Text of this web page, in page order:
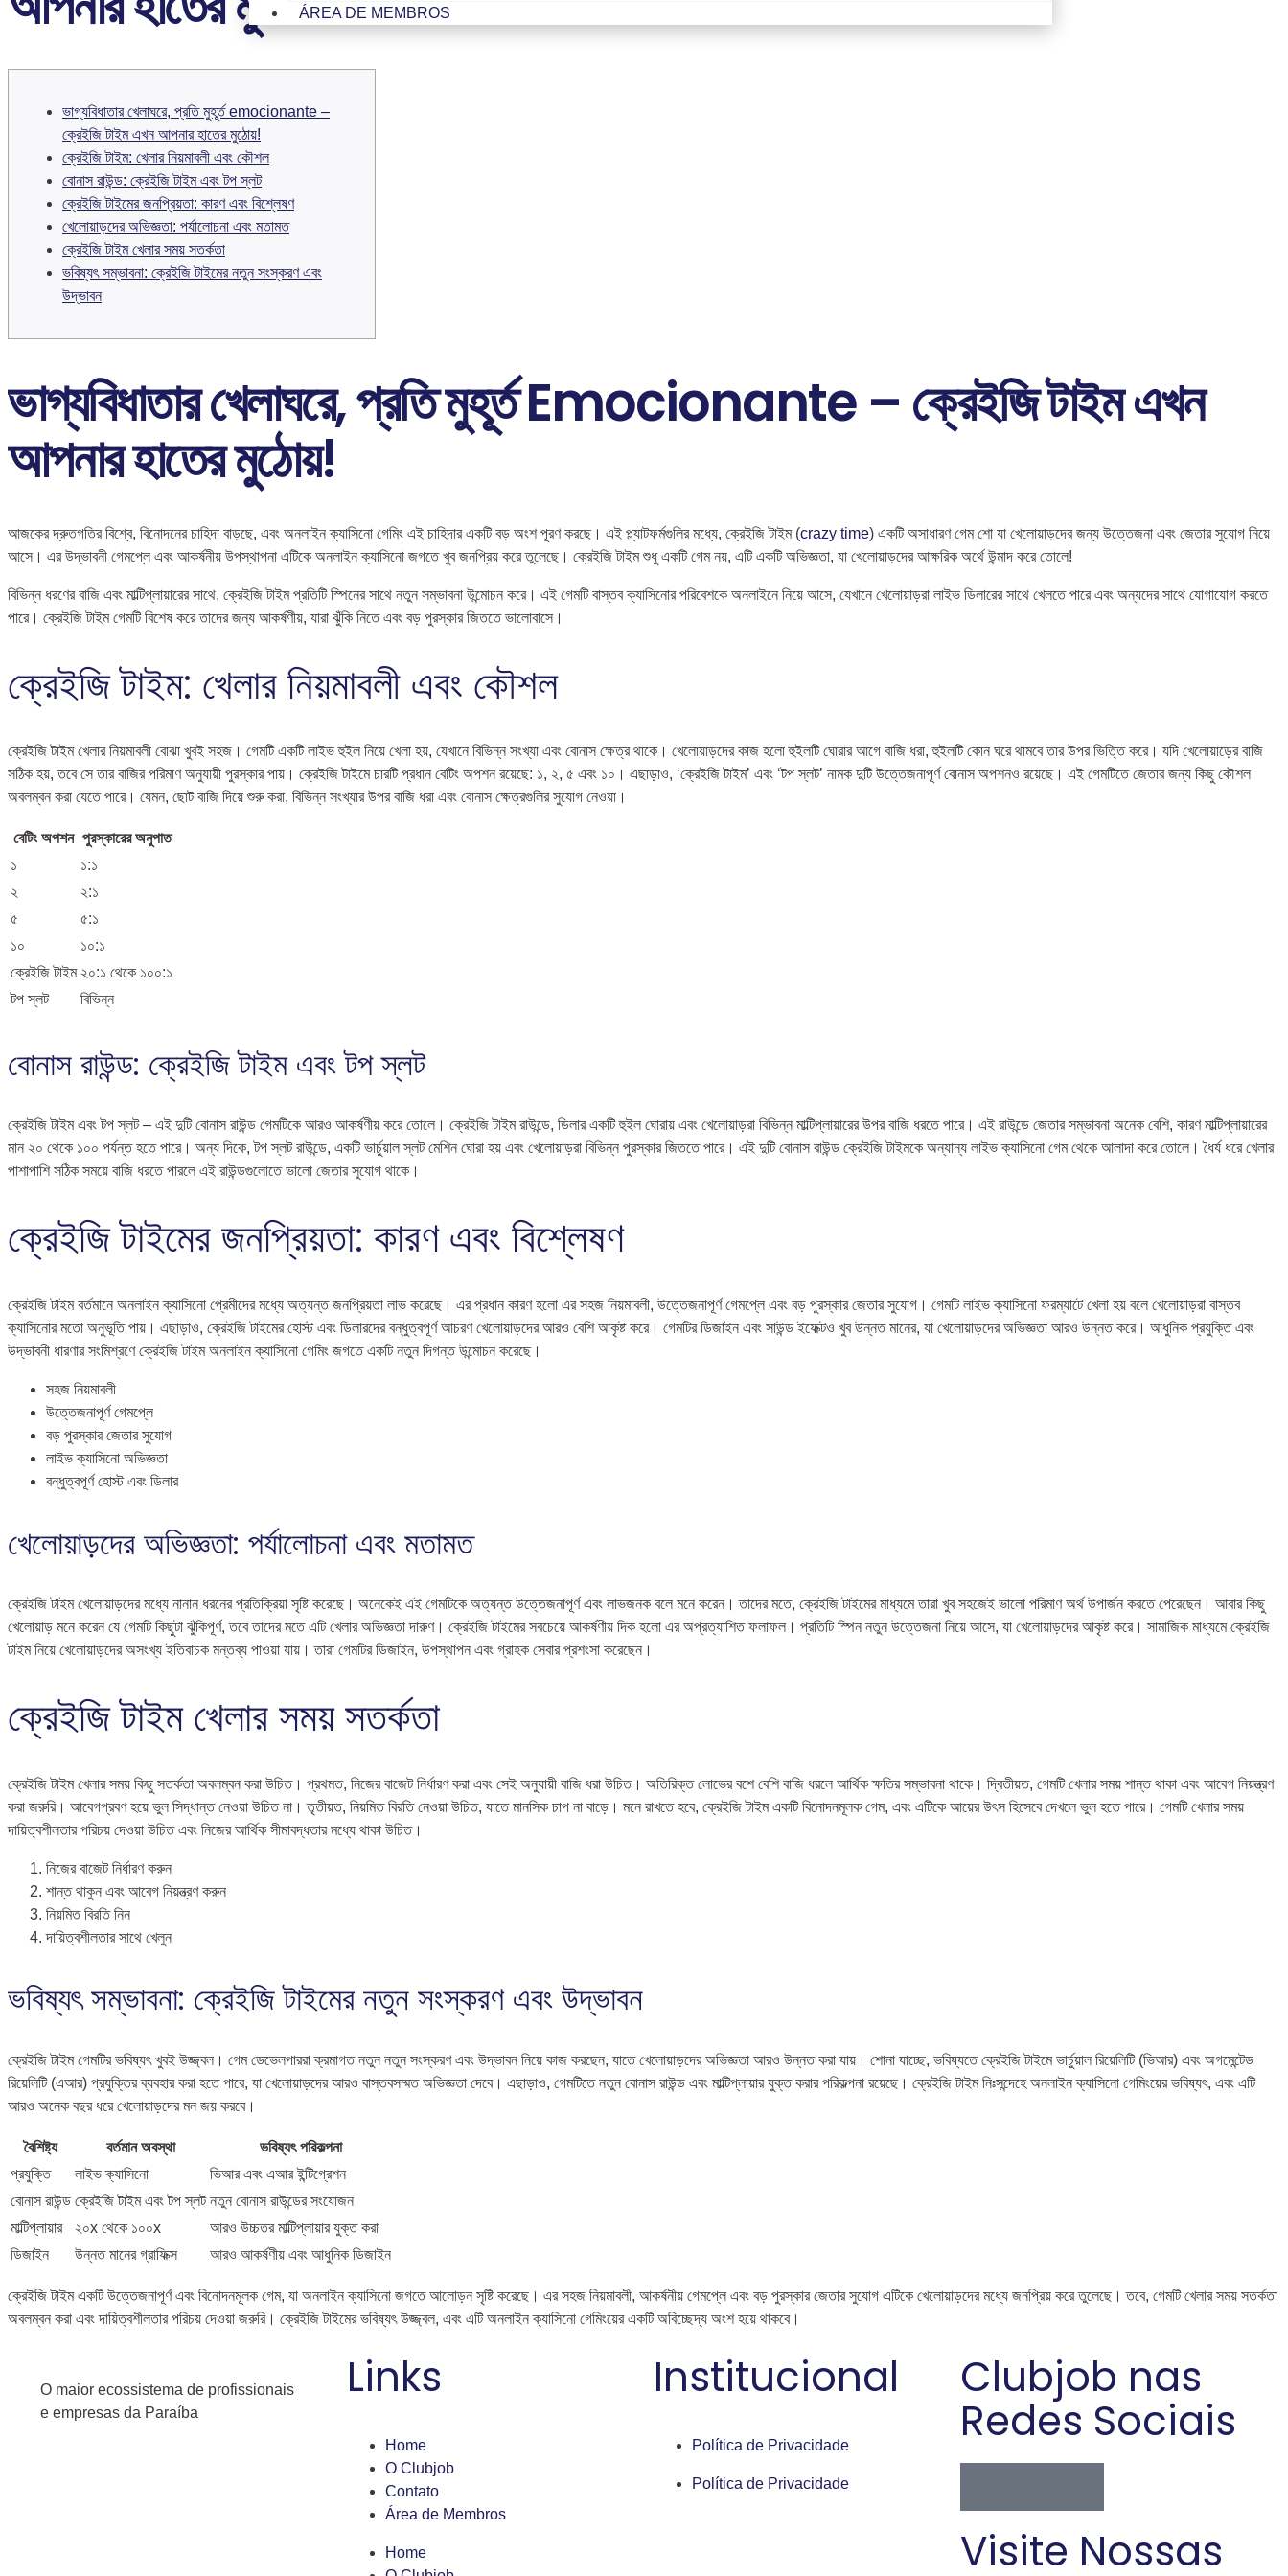
ÁREA DE MEMBROS
ভাগ্যবিধাতার খেলাঘরে, প্রতি মুহূর্ত emocionante –
ক্রেইজি টাইম এখন আপনার হাতের মুঠোয়!
ক্রেইজি টাইম: খেলার নিয়মাবলী এবং কৌশল
বোনাস রাউন্ড: ক্রেইজি টাইম এবং টপ স্লট
ক্রেইজি টাইমের জনপ্রিয়তা: কারণ এবং বিশ্লেষণ
খেলোয়াড়দের অভিজ্ঞতা: পর্যালোচনা এবং মতামত
ক্রেইজি টাইম খেলার সময় সতর্কতা
ভবিষ্যৎ সম্ভাবনা: ক্রেইজি টাইমের নতুন সংস্করণ এবং
উদ্ভাবন
ভাগ্যবিধাতার খেলাঘরে, প্রতি মুহূর্ত Emocionante – ক্রেইজি টাইম এখন
আপনার হাতের মুঠোয়!
আজকের দ্রুতগতির বিশ্বে, বিনোদনের চাহিদা বাড়ছে, এবং অনলাইন ক্যাসিনো গেমিং এই চাহিদার একটি বড় অংশ পূরণ করছে। এই প্ল্যাটফর্মগুলির মধ্যে, ক্রেইজি টাইম (crazy time) একটি অসাধারণ গেম শো যা খেলোয়াড়দের জন্য উত্তেজনা এবং জেতার সুযোগ নিয়ে
আসে। এর উদ্ভাবনী গেমপ্লে এবং আকর্ষনীয় উপস্থাপনা এটিকে অনলাইন ক্যাসিনো জগতে খুব জনপ্রিয় করে তুলেছে। ক্রেইজি টাইম শুধু একটি গেম নয়, এটি একটি অভিজ্ঞতা, যা খেলোয়াড়দের আক্ষরিক অর্থে উন্মাদ করে তোলে!
বিভিন্ন ধরণের বাজি এবং মাল্টিপ্লায়ারের সাথে, ক্রেইজি টাইম প্রতিটি স্পিনের সাথে নতুন সম্ভাবনা উন্মোচন করে। এই গেমটি বাস্তব ক্যাসিনোর পরিবেশকে অনলাইনে নিয়ে আসে, যেখানে খেলোয়াড়রা লাইভ ডিলারের সাথে খেলতে পারে এবং অন্যদের সাথে যোগাযোগ করতে
পারে। ক্রেইজি টাইম গেমটি বিশেষ করে তাদের জন্য আকর্ষণীয়, যারা ঝুঁকি নিতে এবং বড় পুরস্কার জিততে ভালোবাসে।
ক্রেইজি টাইম: খেলার নিয়মাবলী এবং কৌশল
ক্রেইজি টাইম খেলার নিয়মাবলী বোঝা খুবই সহজ। গেমটি একটি লাইভ হুইল নিয়ে খেলা হয়, যেখানে বিভিন্ন সংখ্যা এবং বোনাস ক্ষেত্র থাকে। খেলোয়াড়দের কাজ হলো হুইলটি ঘোরার আগে বাজি ধরা, হুইলটি কোন ঘরে থামবে তার উপর ভিত্তি করে। যদি খেলোয়াড়ের বাজি
সঠিক হয়, তবে সে তার বাজির পরিমাণ অনুযায়ী পুরস্কার পায়। ক্রেইজি টাইমে চারটি প্রধান বেটিং অপশন রয়েছে: ১, ২, ৫ এবং ১০। এছাড়াও, ‘ক্রেইজি টাইম’ এবং ‘টপ স্লট’ নামক দুটি উত্তেজনাপূর্ণ বোনাস অপশনও রয়েছে। এই গেমটিতে জেতার জন্য কিছু কৌশল
অবলম্বন করা যেতে পারে। যেমন, ছোট বাজি দিয়ে শুরু করা, বিভিন্ন সংখ্যার উপর বাজি ধরা এবং বোনাস ক্ষেত্রগুলির সুযোগ নেওয়া।
বেটিং অপশন পুরস্কারের অনুপাত
১
১:১
২
২:১
৫
৫:১
১০
১০:১
ক্রেইজি টাইম ২০:১ থেকে ১০০:১
টপ স্লট
বিভিন্ন
বোনাস রাউন্ড: ক্রেইজি টাইম এবং টপ স্লট
ক্রেইজি টাইম এবং টপ স্লট – এই দুটি বোনাস রাউন্ড গেমটিকে আরও আকর্ষণীয় করে তোলে। ক্রেইজি টাইম রাউন্ডে, ডিলার একটি হুইল ঘোরায় এবং খেলোয়াড়রা বিভিন্ন মাল্টিপ্লায়ারের উপর বাজি ধরতে পারে। এই রাউন্ডে জেতার সম্ভাবনা অনেক বেশি, কারণ মাল্টিপ্লায়ারের
মান ২০ থেকে ১০০ পর্যন্ত হতে পারে। অন্য দিকে, টপ স্লট রাউন্ডে, একটি ভার্চুয়াল স্লট মেশিন ঘোরা হয় এবং খেলোয়াড়রা বিভিন্ন পুরস্কার জিততে পারে। এই দুটি বোনাস রাউন্ড ক্রেইজি টাইমকে অন্যান্য লাইভ ক্যাসিনো গেম থেকে আলাদা করে তোলে। ধৈর্য ধরে খেলার
পাশাপাশি সঠিক সময়ে বাজি ধরতে পারলে এই রাউন্ডগুলোতে ভালো জেতার সুযোগ থাকে।
ক্রেইজি টাইমের জনপ্রিয়তা: কারণ এবং বিশ্লেষণ
ক্রেইজি টাইম বর্তমানে অনলাইন ক্যাসিনো প্রেমীদের মধ্যে অত্যন্ত জনপ্রিয়তা লাভ করেছে। এর প্রধান কারণ হলো এর সহজ নিয়মাবলী, উত্তেজনাপূর্ণ গেমপ্লে এবং বড় পুরস্কার জেতার সুযোগ। গেমটি লাইভ ক্যাসিনো ফরম্যাটে খেলা হয় বলে খেলোয়াড়রা বাস্তব
ক্যাসিনোর মতো অনুভূতি পায়। এছাড়াও, ক্রেইজি টাইমের হোস্ট এবং ডিলারদের বন্ধুত্বপূর্ণ আচরণ খেলোয়াড়দের আরও বেশি আকৃষ্ট করে। গেমটির ডিজাইন এবং সাউন্ড ইফেক্টও খুব উন্নত মানের, যা খেলোয়াড়দের অভিজ্ঞতা আরও উন্নত করে। আধুনিক প্রযুক্তি এবং
উদ্ভাবনী ধারণার সংমিশ্রণে ক্রেইজি টাইম অনলাইন ক্যাসিনো গেমিং জগতে একটি নতুন দিগন্ত উন্মোচন করেছে।
সহজ নিয়মাবলী
উত্তেজনাপূর্ণ গেমপ্লে
বড় পুরস্কার জেতার সুযোগ
লাইভ ক্যাসিনো অভিজ্ঞতা
বন্ধুত্বপূর্ণ হোস্ট এবং ডিলার
খেলোয়াড়দের অভিজ্ঞতা: পর্যালোচনা এবং মতামত
ক্রেইজি টাইম খেলোয়াড়দের মধ্যে নানান ধরনের প্রতিক্রিয়া সৃষ্টি করেছে। অনেকেই এই গেমটিকে অত্যন্ত উত্তেজনাপূর্ণ এবং লাভজনক বলে মনে করেন। তাদের মতে, ক্রেইজি টাইমের মাধ্যমে তারা খুব সহজেই ভালো পরিমাণ অর্থ উপার্জন করতে পেরেছেন। আবার কিছু
খেলোয়াড় মনে করেন যে গেমটি কিছুটা ঝুঁকিপূর্ণ, তবে তাদের মতে এটি খেলার অভিজ্ঞতা দারুণ। ক্রেইজি টাইমের সবচেয়ে আকর্ষণীয় দিক হলো এর অপ্রত্যাশিত ফলাফল। প্রতিটি স্পিন নতুন উত্তেজনা নিয়ে আসে, যা খেলোয়াড়দের আকৃষ্ট করে। সামাজিক মাধ্যমে ক্রেইজি
টাইম নিয়ে খেলোয়াড়দের অসংখ্য ইতিবাচক মন্তব্য পাওয়া যায়। তারা গেমটির ডিজাইন, উপস্থাপন এবং গ্রাহক সেবার প্রশংসা করেছেন।
ক্রেইজি টাইম খেলার সময় সতর্কতা
ক্রেইজি টাইম খেলার সময় কিছু সতর্কতা অবলম্বন করা উচিত। প্রথমত, নিজের বাজেট নির্ধারণ করা এবং সেই অনুযায়ী বাজি ধরা উচিত। অতিরিক্ত লোভের বশে বেশি বাজি ধরলে আর্থিক ক্ষতির সম্ভাবনা থাকে। দ্বিতীয়ত, গেমটি খেলার সময় শান্ত থাকা এবং আবেগ নিয়ন্ত্রণ
করা জরুরি। আবেগপ্রবণ হয়ে ভুল সিদ্ধান্ত নেওয়া উচিত না। তৃতীয়ত, নিয়মিত বিরতি নেওয়া উচিত, যাতে মানসিক চাপ না বাড়ে। মনে রাখতে হবে, ক্রেইজি টাইম একটি বিনোদনমূলক গেম, এবং এটিকে আয়ের উৎস হিসেবে দেখলে ভুল হতে পারে। গেমটি খেলার সময়
দায়িত্বশীলতার পরিচয় দেওয়া উচিত এবং নিজের আর্থিক সীমাবদ্ধতার মধ্যে থাকা উচিত।
নিজের বাজেট নির্ধারণ করুন
শান্ত থাকুন এবং আবেগ নিয়ন্ত্রণ করুন
নিয়মিত বিরতি নিন
দায়িত্বশীলতার সাথে খেলুন
ভবিষ্যৎ সম্ভাবনা: ক্রেইজি টাইমের নতুন সংস্করণ এবং উদ্ভাবন
ক্রেইজি টাইম গেমটির ভবিষ্যৎ খুবই উজ্জ্বল। গেম ডেভেলপাররা ক্রমাগত নতুন নতুন সংস্করণ এবং উদ্ভাবন নিয়ে কাজ করছেন, যাতে খেলোয়াড়দের অভিজ্ঞতা আরও উন্নত করা যায়। শোনা যাচ্ছে, ভবিষ্যতে ক্রেইজি টাইমে ভার্চুয়াল রিয়েলিটি (ভিআর) এবং অগমেন্টেড
রিয়েলিটি (এআর) প্রযুক্তির ব্যবহার করা হতে পারে, যা খেলোয়াড়দের আরও বাস্তবসম্মত অভিজ্ঞতা দেবে। এছাড়াও, গেমটিতে নতুন বোনাস রাউন্ড এবং মাল্টিপ্লায়ার যুক্ত করার পরিকল্পনা রয়েছে। ক্রেইজি টাইম নিঃসন্দেহে অনলাইন ক্যাসিনো গেমিংয়ের ভবিষ্যৎ, এবং এটি
আরও অনেক বছর ধরে খেলোয়াড়দের মন জয় করবে।
বৈশিষ্ট্য বর্তমান অবস্থা
ভবিষ্যৎ পরিকল্পনা
প্রযুক্তি
লাইভ ক্যাসিনো
ভিআর এবং এআর ইন্টিগ্রেশন
বোনাস রাউন্ড ক্রেইজি টাইম এবং টপ স্লট নতুন বোনাস রাউন্ডের সংযোজন
মাল্টিপ্লায়ার
২০x থেকে ১০০x
আরও উচ্চতর মাল্টিপ্লায়ার যুক্ত করা
ডিজাইন
উন্নত মানের গ্রাফিক্স আরও আকর্ষণীয় এবং আধুনিক ডিজাইন
ক্রেইজি টাইম একটি উত্তেজনাপূর্ণ এবং বিনোদনমূলক গেম, যা অনলাইন ক্যাসিনো জগতে আলোড়ন সৃষ্টি করেছে। এর সহজ নিয়মাবলী, আকর্ষনীয় গেমপ্লে এবং বড় পুরস্কার জেতার সুযোগ এটিকে খেলোয়াড়দের মধ্যে জনপ্রিয় করে তুলেছে। তবে, গেমটি খেলার সময় সতর্কতা
অবলম্বন করা এবং দায়িত্বশীলতার পরিচয় দেওয়া জরুরি। ক্রেইজি টাইমের ভবিষ্যৎ উজ্জ্বল, এবং এটি অনলাইন ক্যাসিনো গেমিংয়ের একটি অবিচ্ছেদ্য অংশ হয়ে থাকবে।
O maior ecossistema de profissionais
e empresas da Paraíba
Links
Home
O Clubjob
Contato
Área de Membros
Home
Institucional
Política de Privacidade
Política de Privacidade
Clubjob nas
Redes Sociais
Visite Nossas